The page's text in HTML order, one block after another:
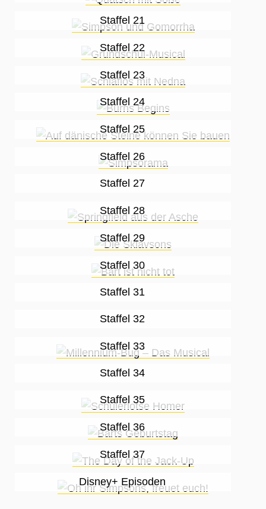
Staffel 21
Staffel 22
Staffel 23
Staffel 24
Staffel 25
Staffel 26
Staffel 27
Staffel 28
Staffel 29
Staffel 30
Staffel 31
Staffel 32
Staffel 33
Staffel 34
Staffel 35
Staffel 36
Staffel 37
Disney+ Episoden